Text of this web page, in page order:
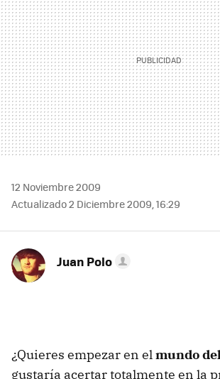
12 Noviembre 2009
Actualizado 2 Diciembre 2009, 16:29
Juan Polo
¿Quieres empezar en elmundo
gustaría acertar totalmente en la